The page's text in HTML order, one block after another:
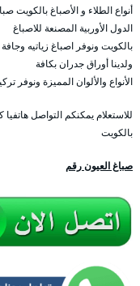
أنواع الطلاء و الأصباغ بالكويت
الدول الأوربية المصنعة للاصباغ
بالكويت ونوفر اصباغ زياتيه
ولدينا أوراق جدران بكافة
الأنواع والألوان المميزة ونوفر
للاستعلام يمكنكم التواصل
بالكويت
صباغ العيون رقم